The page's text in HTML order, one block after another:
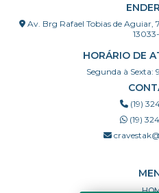
Av. Brg Rafael Tobias de Aguiar,
HORÁRIO DE
Segunda à Sexta:
(19)
(19)